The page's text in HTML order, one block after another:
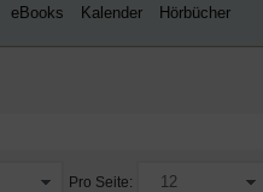
eBooks Kalender Hörbücher
Pro Seite: